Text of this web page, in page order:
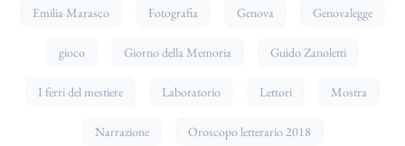
Emilia Marasco Fotografia Genova Genovalegge
gioco Giorno della Memoria Guido Zanoletti
I ferri del mestiere Laboratorio Lettori Mostra
Narrazione Oroscopo letterario 2018